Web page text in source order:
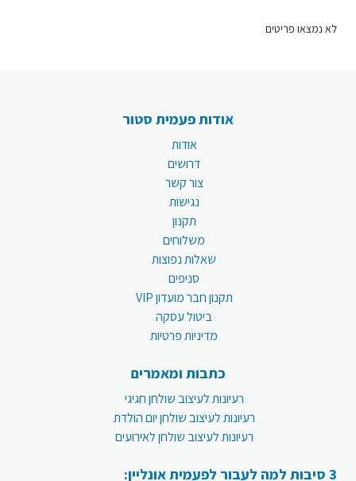
לא נמצאו פריטים
אודות פעמית סטור
אודות
דרושים
צור קשר
נגישות
תקנון
משלוחים
שאלות נפוצות
סניפים
תקנון חבר מועדון VIP
ביטול עסקה
מדיניות פרטיות
כתבות ומאמרים
רעיונות לעיצוב שולחן חגיגי
רעיונות לעיצוב שולחן יום הולדת
רעיונות לעיצוב שולחן לאירועים
3 סיבות למה לעבור לפעמית אונליין: